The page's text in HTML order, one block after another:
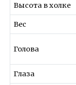
Высота в холке
Вес
Голова
Глаза